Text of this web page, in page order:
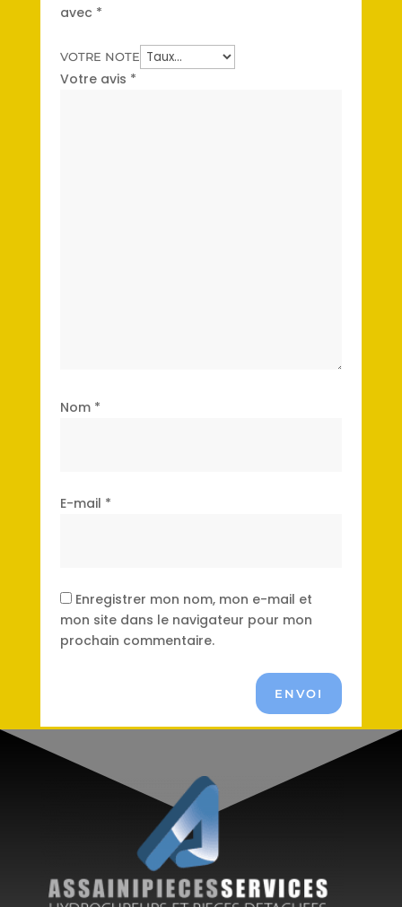
avec *
VOTRE NOTE
Votre avis *
Nom *
E-mail *
Enregistrer mon nom, mon e-mail et
mon site dans le navigateur pour mon
prochain commentaire.
ENVOI